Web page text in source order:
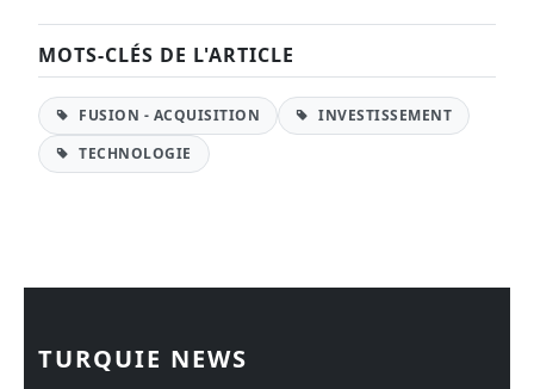
MOTS-CLÉS DE L'ARTICLE
FUSION - ACQUISITION
INVESTISSEMENT
TECHNOLOGIE
TURQUIE NEWS